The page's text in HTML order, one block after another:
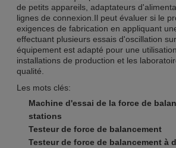
de petits appareils, adaptateurs
lignes de connexion.Il peut évaluer si le
exigences de fabrication en appliquant
effectuant plusieurs essais d'oscillation
équipement est adapté pour une
installations de production et les
qualité.
Les mots clés:
Machine d'essai de la force de
stations
Testeur de force de balancement
Testeur de force de balancement à